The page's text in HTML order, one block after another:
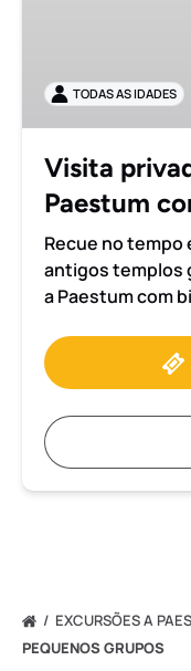
Paestum
entrada
incluída
TODAS AS IDADES
Visita
Paestum
Recue no
antigos templos
a Paestum com
EXCURSÕES A
PEQUENOS GRUPOS